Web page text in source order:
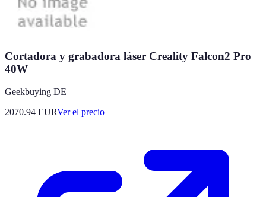
Cortadora y grabadora láser Creality Falcon2 Pro
40W
Geekbuying DE
2070.94 EURVer el precio